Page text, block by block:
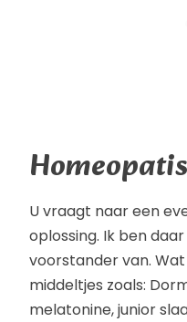
U vraagt naar een
oplossing. Ik ben
voorstander van.
middeltjes zoals:
melatonine, junior